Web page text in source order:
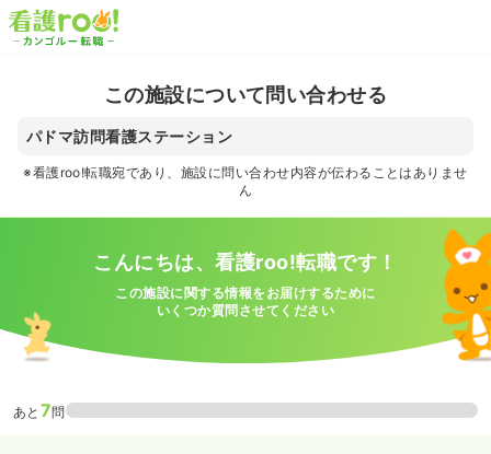
この施設について問い合わせる
パドマ訪問看護ステーション
※看護roo!転職宛であり、施設に問い合わせ内容が伝わることはありませ
ん
こんにちは、看護roo!転職です！
この施設に関する情報をお届けするために
いくつか質問させてください
あと 7問